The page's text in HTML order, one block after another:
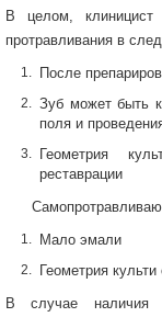
В целом, клиницист
протравливания в
После
Зуб может быть
поля и
Геометрия
реставрации
Мало эмали
Геометрия
В случае наличия